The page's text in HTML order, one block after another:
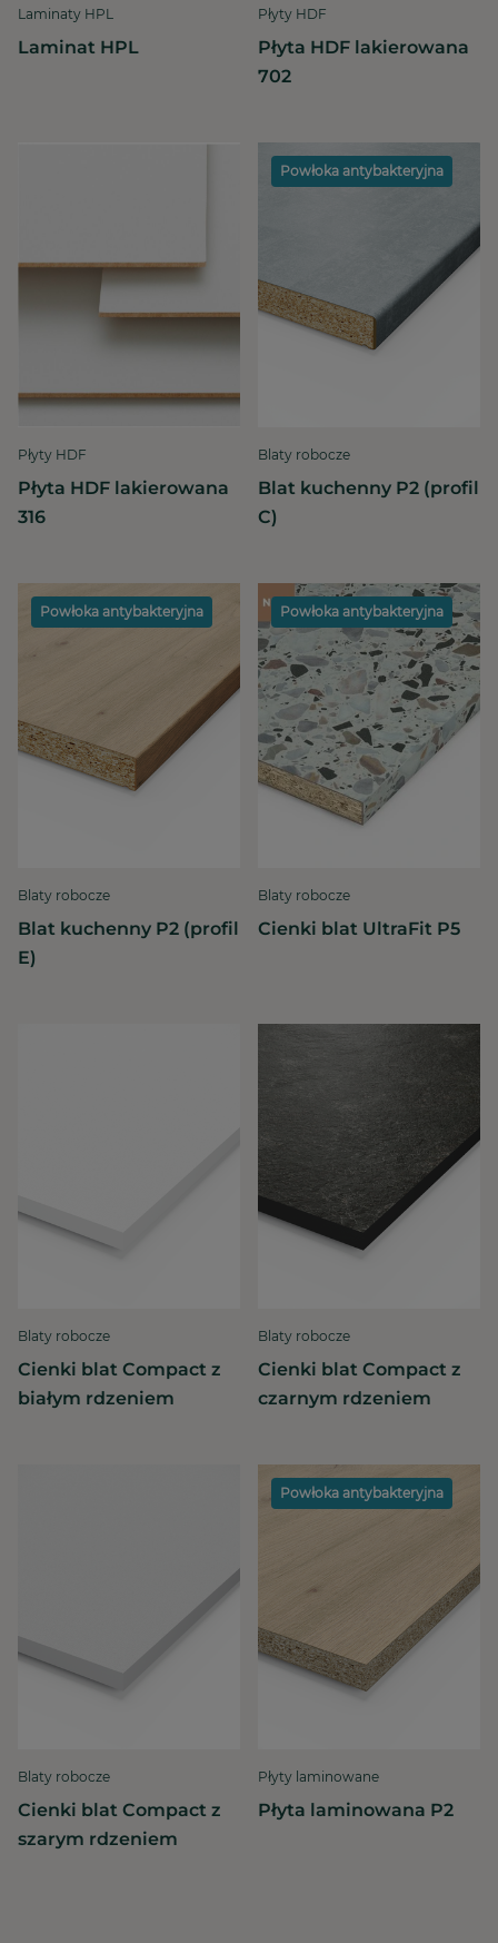
Laminaty HPL
Laminat HPL
Płyty HDF
Płyta HDF lakierowana
702
Płyty HDF
Płyta HDF lakierowana
316
Powłoka antybakteryjna
Blaty robocze
Blat kuchenny P2 (profil
C)
Powłoka antybakteryjna
Blaty robocze
Blat kuchenny P2 (profil
E)
Powłoka antybakteryjna
Blaty robocze
Cienki blat UltraFit P5
Blaty robocze
Cienki blat Compact z
białym rdzeniem
Blaty robocze
Cienki blat Compact z
czarnym rdzeniem
Blaty robocze
Cienki blat Compact z
szarym rdzeniem
Powłoka antybakteryjna
Płyty laminowane
Płyta laminowana P2